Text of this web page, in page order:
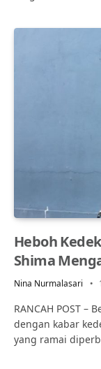
Heboh
Shima
Nina Nurmalasari
RANCAH POST
dengan kabar
yang ramai